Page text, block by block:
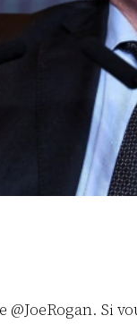
Si